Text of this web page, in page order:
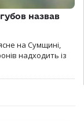
назвав
на Сумщині,
надходить із